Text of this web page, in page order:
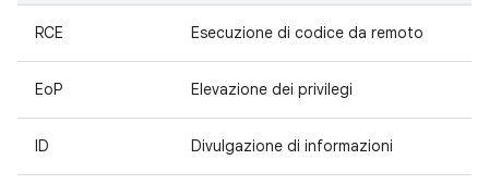
RCE Esecuzione di codice da remoto
EoP Elevazione dei privilegi
ID Divulgazione di informazioni